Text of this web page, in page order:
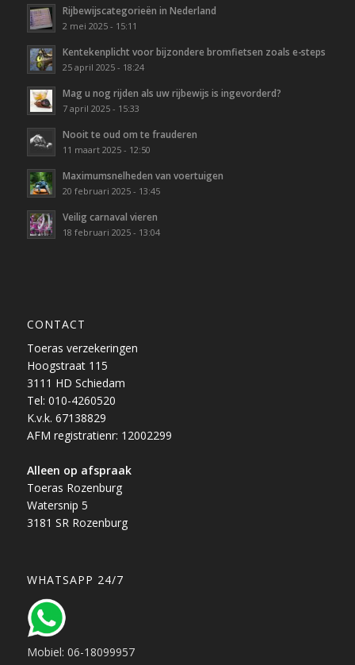
Rijbewijscategorieën in Nederland
2 mei 2025 - 15:11
Kentekenplicht voor bijzondere bromfietsen zoals e-steps
25 april 2025 - 18:24
Mag u nog rijden als uw rijbewijs is ingevorderd?
7 april 2025 - 15:33
Nooit te oud om te frauderen
11 maart 2025 - 12:50
Maximumsnelheden van voertuigen
20 februari 2025 - 13:45
Veilig carnaval vieren
18 februari 2025 - 13:04
CONTACT
Toeras verzekeringen
Hoogstraat 115
3111 HD Schiedam
Tel: 010-4260520
K.v.k. 67138829
AFM registratienr: 12002299
Alleen op afspraak
Toeras Rozenburg
Watersnip 5
3181 SR Rozenburg
WHATSAPP 24/7
Mobiel: 06-18099957